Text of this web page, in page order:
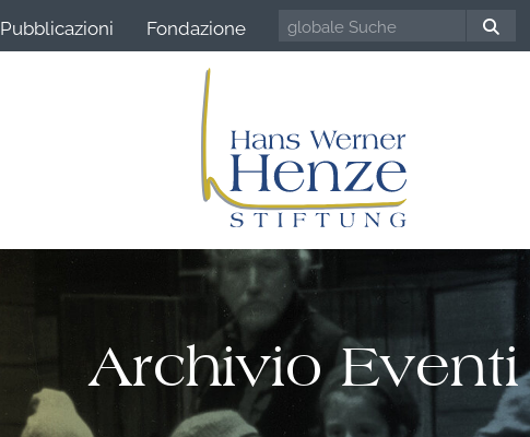
Pubblicazioni Fondazione
Archivio Eventi